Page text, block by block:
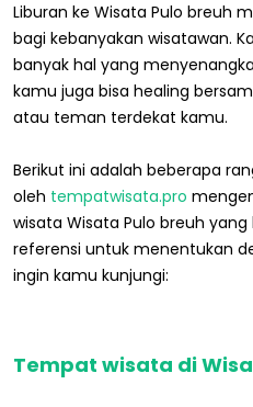
Liburan ke Wisata Pulo breuh
bagi kebanyakan wisatawan.
banyak hal yang
kamu juga bisa healing
atau teman terdekat kamu.
Berikut ini adalah beberapa
oleh tempatwisata.pro
wisata Wisata Pulo breuh
referensi untuk menentukan
ingin kamu kunjungi:
Tempat wisata di